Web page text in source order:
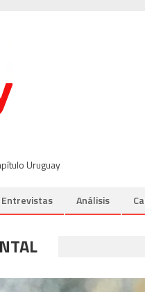
Uruguay
Entrevistas Análisis